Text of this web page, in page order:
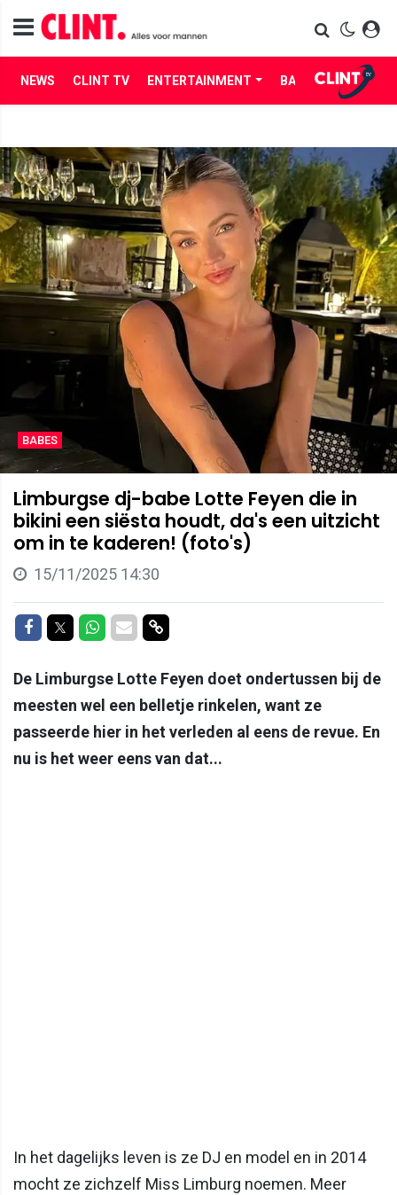
NEWS CLINT TV ENTERTAINMENT BABES LIFE
BABES
Limburgse dj-babe Lotte Feyen die in
bikini een siësta houdt, da's een uitzicht
om in te kaderen! (foto's)
15/11/2025 14:30
Delen op Facebook
Delen op Twitter
Delen op Whatsapp
Delen via Mail
Delen via link
De Limburgse Lotte Feyen doet ondertussen bij de
meesten wel een belletje rinkelen, want ze
passeerde hier in het verleden al eens de revue. En
nu is het weer eens van dat...
In het dagelijks leven is ze DJ en model en in 2014
mocht ze zichzelf Miss Limburg noemen. Meer